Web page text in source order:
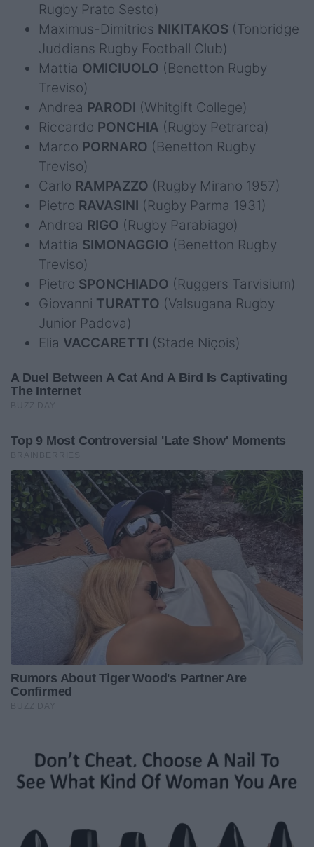
Rugby Prato Sesto)
Maximus-Dimitrios NIKITAKOS (Tonbridge
Juddians Rugby Football Club)
Mattia OMICIUOLO (Benetton Rugby
Treviso)
Andrea PARODI (Whitgift College)
Riccardo PONCHIA (Rugby Petrarca)
Marco PORNARO (Benetton Rugby
Treviso)
Carlo RAMPAZZO (Rugby Mirano 1957)
Pietro RAVASINI (Rugby Parma 1931)
Andrea RIGO (Rugby Parabiago)
Mattia SIMONAGGIO (Benetton Rugby
Treviso)
Pietro SPONCHIADO (Ruggers Tarvisium)
Giovanni TURATTO (Valsugana Rugby
Junior Padova)
Elia VACCARETTI (Stade Niçois)